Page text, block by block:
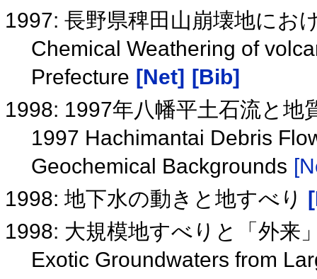
1997: 長野県稗田山崩壊地にお
Chemical Weathering of
Prefecture [Net] [Bib]
1998: 1997年八幡平土石流と
1997 Hachimantai Debris
Geochemical Backgrounds
1998: 地下水の動きと地すべり
1998: 大規模地すべりと「外来
Exotic Groundwaters from